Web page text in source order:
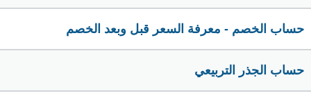
حساب الخصم - معرفة السعر قبل وبعد الخصم
حساب الجذر التربيعي